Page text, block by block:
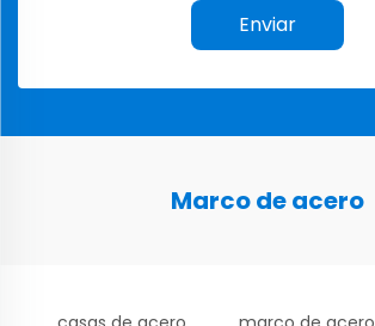
Enviar
Marco de acero